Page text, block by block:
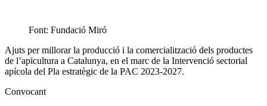
Font: Fundació Miró
Ajuts per millorar la producció i la comercialització dels productes
de l’apicultura a Catalunya, en el marc de la Intervenció sectorial
apícola del Pla estratègic de la PAC 2023-2027.
Convocant